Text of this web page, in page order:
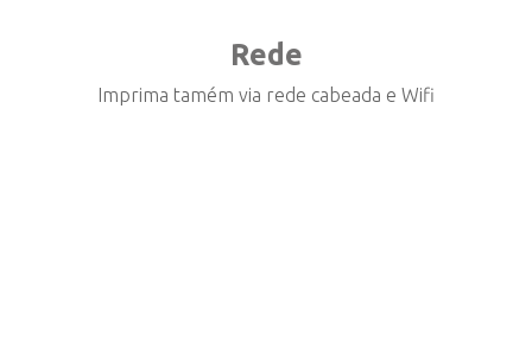
Rede
Imprima tamém via rede cabeada e Wifi